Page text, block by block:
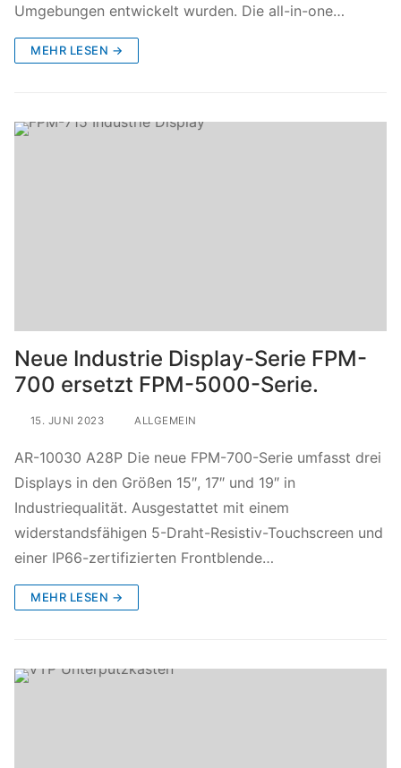
Umgebungen entwickelt wurden. Die all-in-one…
MEHR LESEN →
Neue Industrie Display-Serie FPM-
700 ersetzt FPM-5000-Serie.
15. JUNI 2023 ALLGEMEIN
AR-10030 A28P Die neue FPM-700-Serie umfasst drei
Displays in den Größen 15″, 17″ und 19″ in
Industriequalität. Ausgestattet mit einem
widerstandsfähigen 5-Draht-Resistiv-Touchscreen und
einer IP66-zertifizierten Frontblende…
MEHR LESEN →